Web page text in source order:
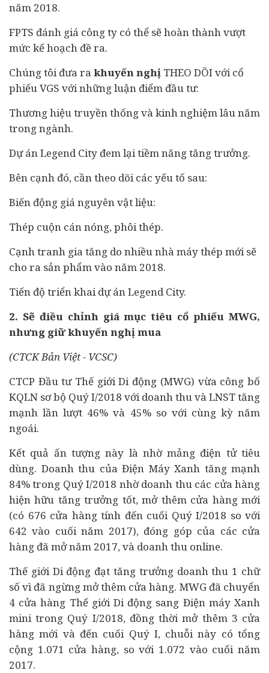
năm 2018.
FPTS đánh giá công ty có thể sẽ hoàn thành vượt
mức kế hoạch đề ra.
Chúng tôi đưa ra khuyến nghị THEO DÕI với cổ
phiếu VGS với những luận điểm đầu tư:
Thương hiệu truyền thống và kinh nghiệm lâu năm
trong ngành.
Dự án Legend City đem lại tiềm năng tăng trưởng.
Bên cạnh đó, cần theo dõi các yếu tố sau:
Biến động giá nguyên vật liệu:
Thép cuộn cán nóng, phôi thép.
Cạnh tranh gia tăng do nhiều nhà máy thép mới sẽ
cho ra sản phẩm vào năm 2018.
Tiến độ triển khai dự án Legend City.
2. Sẽ điều chỉnh giá mục tiêu cổ phiếu MWG,
nhưng giữ khuyến nghị mua
(CTCK Bản Việt - VCSC)
CTCP Đầu tư Thế giới Di động (MWG) vừa công bố
KQLN sơ bộ Quý I/2018 với doanh thu và LNST tăng
mạnh lần lượt 46% và 45% so với cùng kỳ năm
ngoái.
Kết quả ấn tượng này là nhờ mảng điện tử tiêu
dùng. Doanh thu của Điện Máy Xanh tăng mạnh
84% trong Quý I/2018 nhờ doanh thu các cửa hàng
hiện hữu tăng trưởng tốt, mở thêm cửa hàng mới
(có 676 cửa hàng tính đến cuối Quý I/2018 so với
642 vào cuối năm 2017), đóng góp của các cửa
hàng đã mở năm 2017, và doanh thu online.
Thế giới Di động đạt tăng trưởng doanh thu 1 chữ
số vì đã ngừng mở thêm cửa hàng. MWG đã chuyển
4 cửa hàng Thế giới Di động sang Điện máy Xanh
mini trong Quý I/2018, đồng thời mở thêm 3 cửa
hàng mới và đến cuối Quý I, chuỗi này có tổng
cộng 1.071 cửa hàng, so với 1.072 vào cuối năm
2017.